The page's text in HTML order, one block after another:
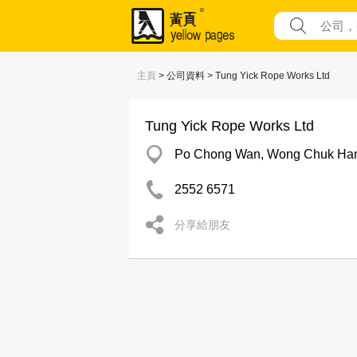
主頁 > 公司資料 > Tung Yick Rope Works Ltd
Tung Yick Rope Works Ltd
Po Chong Wan, Wong Chuk
2552 6571
分享給朋友